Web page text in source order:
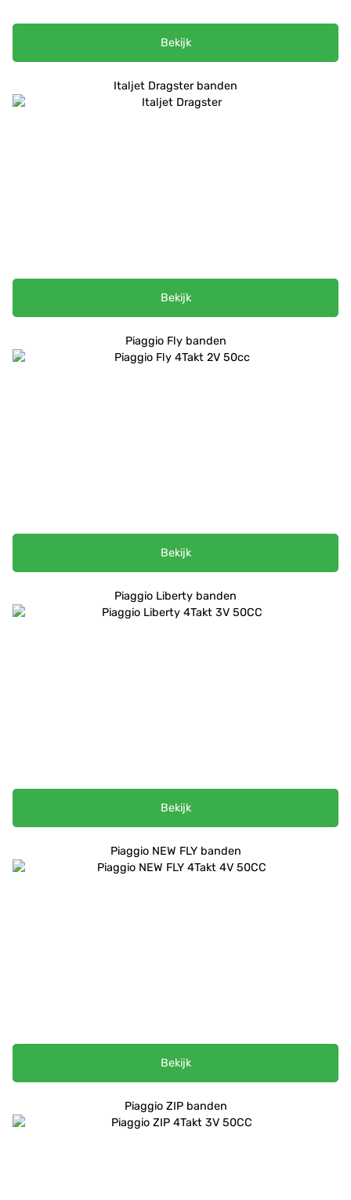
Bekijk
Italjet Dragster banden
Bekijk
Piaggio Fly banden
Bekijk
Piaggio Liberty banden
Bekijk
Piaggio NEW FLY banden
Bekijk
Piaggio ZIP banden